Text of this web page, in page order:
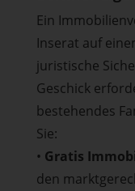
Ein
Inserat auf
juristische
Geschick
bestehendes
Sie:
• Gratis
den